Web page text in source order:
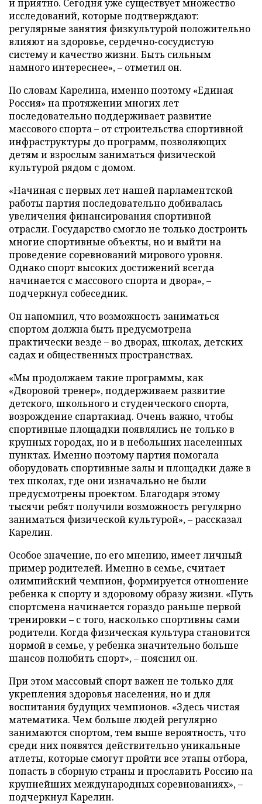
и приятно. Сегодня уже существует множество
исследований, которые подтверждают:
регулярные занятия физкультурой положительно
влияют на здоровье, сердечно-сосудистую
систему и качество жизни. Быть сильным
намного интереснее», – отметил он.
По словам Карелина, именно поэтому «Единая
Россия» на протяжении многих лет
последовательно поддерживает развитие
массового спорта – от строительства спортивной
инфраструктуры до программ, позволяющих
детям и взрослым заниматься физической
культурой рядом с домом.
«Начиная с первых лет нашей парламентской
работы партия последовательно добивалась
увеличения финансирования спортивной
отрасли. Государство смогло не только достроить
многие спортивные объекты, но и выйти на
проведение соревнований мирового уровня.
Однако спорт высоких достижений всегда
начинается с массового спорта и двора», –
подчеркнул собеседник.
Он напомнил, что возможность заниматься
спортом должна быть предусмотрена
практически везде – во дворах, школах, детских
садах и общественных пространствах.
«Мы продолжаем такие программы, как
«Дворовой тренер», поддерживаем развитие
детского, школьного и студенческого спорта,
возрождение спартакиад. Очень важно, чтобы
спортивные площадки появлялись не только в
крупных городах, но и в небольших населенных
пунктах. Именно поэтому партия помогала
оборудовать спортивные залы и площадки даже в
тех школах, где они изначально не были
предусмотрены проектом. Благодаря этому
тысячи ребят получили возможность регулярно
заниматься физической культурой», – рассказал
Карелин.
Особое значение, по его мнению, имеет личный
пример родителей. Именно в семье, считает
олимпийский чемпион, формируется отношение
ребенка к спорту и здоровому образу жизни. «Путь
спортсмена начинается гораздо раньше первой
тренировки – с того, насколько спортивны сами
родители. Когда физическая культура становится
нормой в семье, у ребенка значительно больше
шансов полюбить спорт», – пояснил он.
При этом массовый спорт важен не только для
укрепления здоровья населения, но и для
воспитания будущих чемпионов. «Здесь чистая
математика. Чем больше людей регулярно
занимаются спортом, тем выше вероятность, что
среди них появятся действительно уникальные
атлеты, которые смогут пройти все этапы отбора,
попасть в сборную страны и прославить Россию на
крупнейших международных соревнованиях», –
подчеркнул Карелин.